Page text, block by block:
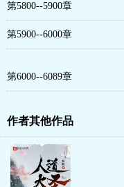
第5800--5900章
第5900--6000章
第6000--6089章
作者其他作品